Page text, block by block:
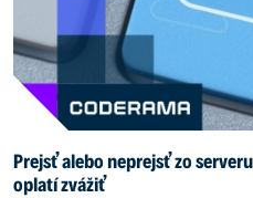
Prejsť alebo neprejsť zo
oplatí zvážiť